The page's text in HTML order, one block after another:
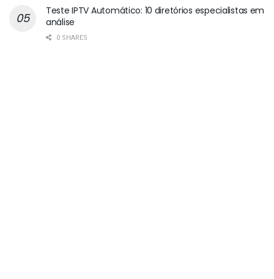
Teste IPTV Automático: 10 diretórios especialistas em
análise
0 SHARES